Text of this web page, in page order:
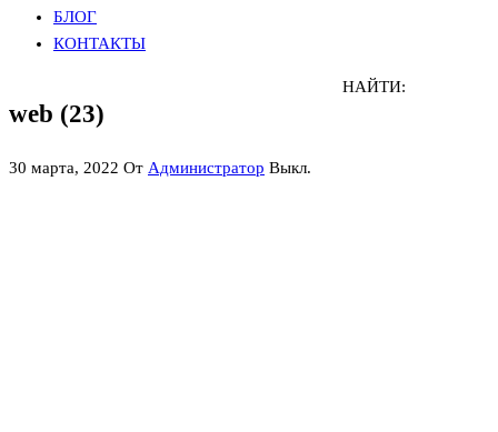
БЛОГ
КОНТАКТЫ
web (23)
30 марта, 2022 От Администратор Выкл.
НАЙТИ: